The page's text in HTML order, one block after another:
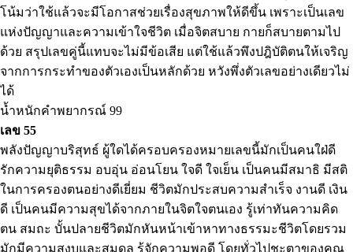
โน้มว่าใช้แล้วจะมีโอกาสช่วยเรื่องสุขภาพให้ดีขึ้น เพราะเป็นเลข
แห่งปัญญาและความเข้าใจชีวิต เมื่อจิตสบาย กายก็สบายตามไป
ด้วย สรุปเลขคู่นี้แทบจะไม่มีข้อเสีย แต่ใช้แล้วพึงปฎิบัติตนให้เจริญ
จากการกระทำของตัวเองเป็นหลักด้วย หวังพึ่งตัวเลขอย่างเดียวไม่
ได้
น้ำหนักคำพยากรณ์ 99
เลข 55
พลังปัญญาบริสุทธ์ ผู้ใดได้ครอบครองหมายเลขนี้มักเป็นคนใฝ่ดี
รักความยุติธรรม อบอุ่น อ่อนโยน ใจดี ใจเย็น เป็นคนมีสมาธิ มีสติ
ในการครองตนอย่างดีเยี่ยม ชีวิตมักประสบความสำเร็จ งานดี เงิน
ดี เป็นคนมีความสุขได้จากภายในจิตใจตนเอง รู้เท่าทันความคิด
ตน สมถะ บั้นปลายชีวิตมักหันหน้าเข้าหาทางธรรมะชีวิตโดยรวม
มักมีความสงบและสมดุล รู้จักความพอดี โดยทั่วไปชะตาของคุณ